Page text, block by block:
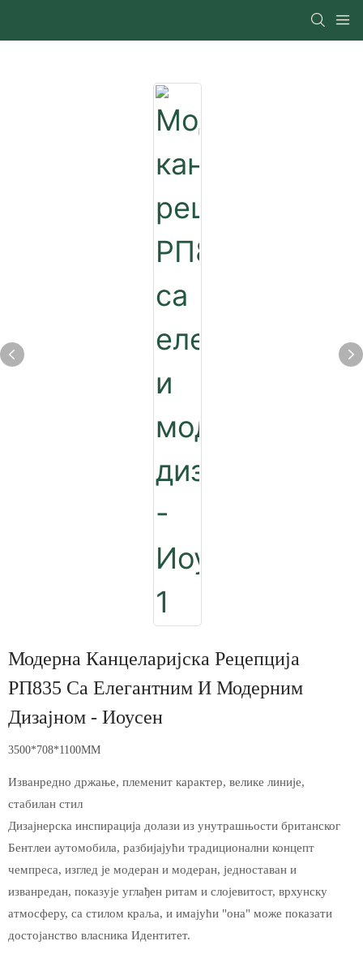
Модерна Канцеларијска Рецепција
РП835 Са Елегантним И Модерним
Дизајном - Иоусен
3500*708*1100MM
Изванредно држање, племенит карактер, велике линије,
стабилан стил
Дизајнерска инспирација долази из унутрашњости британског
Бентлеи аутомобила, разбијајући традиционални концепт
чемпреса, изглед је модеран и модеран, једноставан и
изванредан, показује углађен ритам и слојевитост, врхунску
атмосферу, са стилом краља, и имајући "она" може показати
достојанство власника Идентитет.